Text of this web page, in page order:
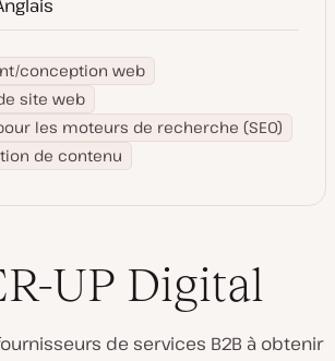
conception web
site web
les moteurs de recherche (SEO)
de contenu
UP Digital
de services B2B à obtenir